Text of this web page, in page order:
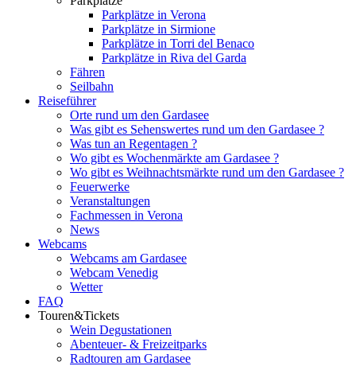
Parkplätze in Verona
Parkplätze in Sirmione
Parkplätze in Torri del Benaco
Parkplätze in Riva del Garda
Fähren
Seilbahn
Reiseführer
Orte rund um den Gardasee
Was gibt es Sehenswertes rund um den Gardasee ?
Was tun an Regentagen ?
Wo gibt es Wochenmärkte am Gardasee ?
Wo gibt es Weihnachtsmärkte rund um den Gardasee ?
Feuerwerke
Veranstaltungen
Fachmessen in Verona
News
Webcams
Webcams am Gardasee
Webcam Venedig
Wetter
FAQ
Touren&Tickets
Wein Degustationen
Abenteuer- & Freizeitparks
Radtouren am Gardasee